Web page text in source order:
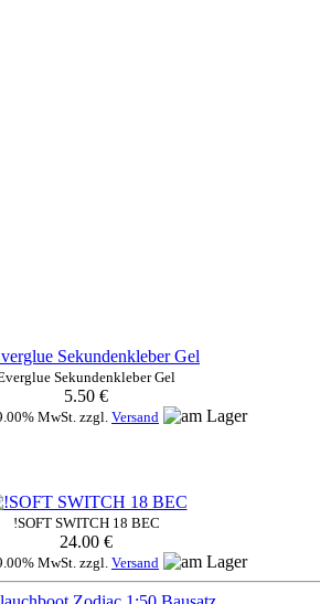
Sekundenkleber Gel
5.50 €
MwSt. zzgl.Versand
!SOFT SWITCH 18 BEC
24.00 €
MwSt. zzgl. Versand